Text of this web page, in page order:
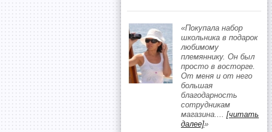
«Покупала набор
школьника в подарок
любимому
племяннику. Он был
просто в восторге.
От меня и от него
большая
благодарность
сотрудникам
магазина.... [читать
далее]»